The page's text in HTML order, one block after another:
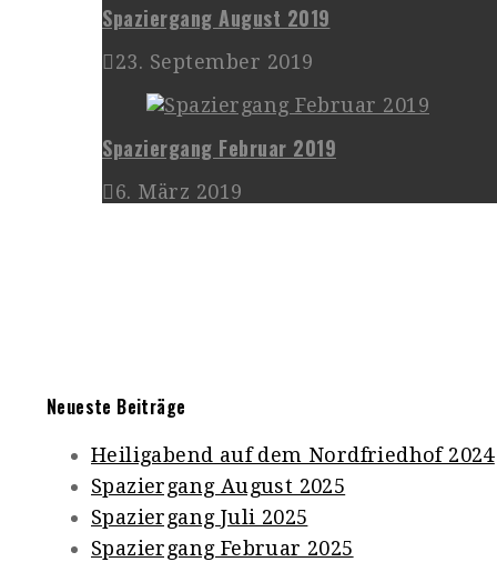
Spaziergang August 2019
23. September 2019
Spaziergang Februar 2019
6. März 2019
Neueste Beiträge
Heiligabend auf dem Nordfriedhof 2024
Spaziergang August 2025
Spaziergang Juli 2025
Spaziergang Februar 2025